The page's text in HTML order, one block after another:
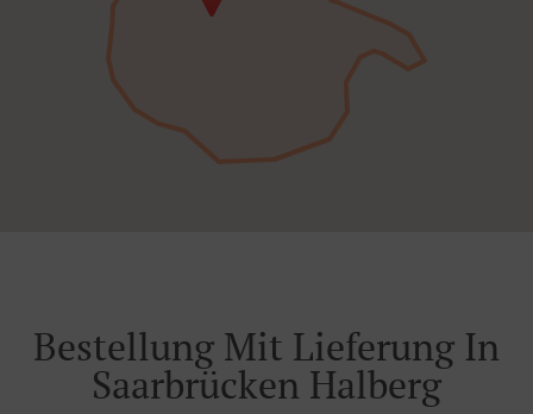
Bestellung Mit Lieferung In
Saarbrücken Halberg